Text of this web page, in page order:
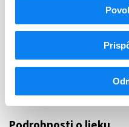
LIEČIVÁ S
INHIBÍTORY
C09AA
Inhibítory
angiotenzín